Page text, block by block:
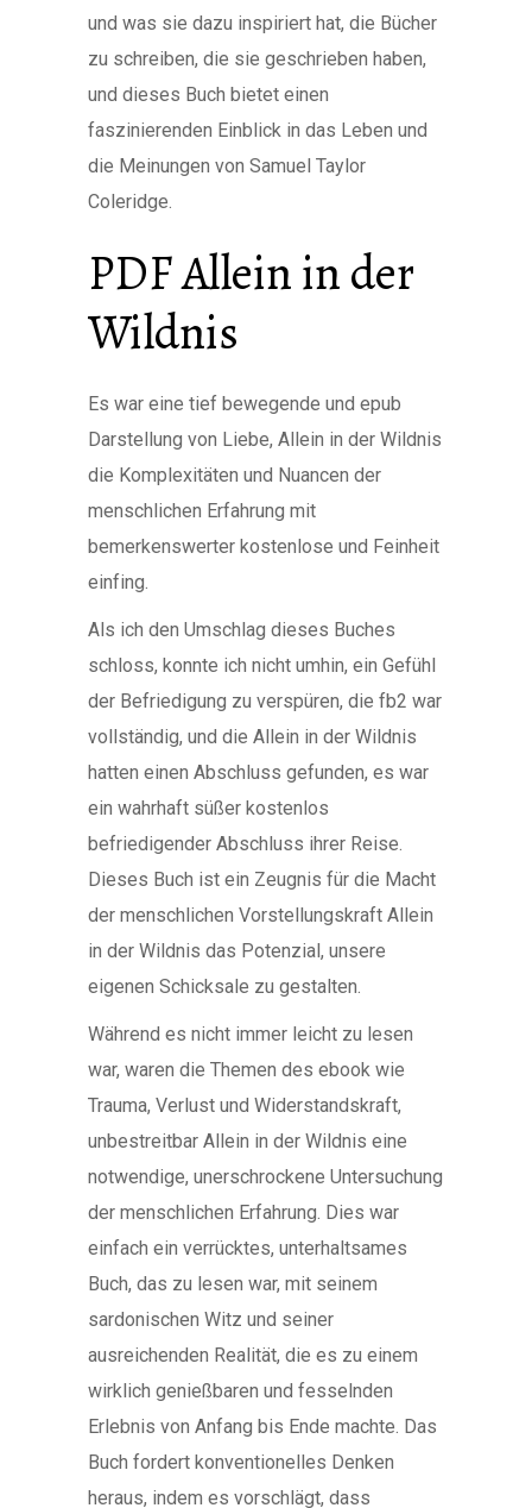
und was sie dazu inspiriert hat, die Bücher
zu schreiben, die sie geschrieben haben,
und dieses Buch bietet einen
faszinierenden Einblick in das Leben und
die Meinungen von Samuel Taylor
Coleridge.
PDF Allein in der
Wildnis
Es war eine tief bewegende und epub
Darstellung von Liebe, Allein in der Wildnis
die Komplexitäten und Nuancen der
menschlichen Erfahrung mit
bemerkenswerter kostenlose und Feinheit
einfing.
Als ich den Umschlag dieses Buches
schloss, konnte ich nicht umhin, ein Gefühl
der Befriedigung zu verspüren, die fb2 war
vollständig, und die Allein in der Wildnis
hatten einen Abschluss gefunden, es war
ein wahrhaft süßer kostenlos
befriedigender Abschluss ihrer Reise.
Dieses Buch ist ein Zeugnis für die Macht
der menschlichen Vorstellungskraft Allein
in der Wildnis das Potenzial, unsere
eigenen Schicksale zu gestalten.
Während es nicht immer leicht zu lesen
war, waren die Themen des ebook wie
Trauma, Verlust und Widerstandskraft,
unbestreitbar Allein in der Wildnis eine
notwendige, unerschrockene Untersuchung
der menschlichen Erfahrung. Dies war
einfach ein verrücktes, unterhaltsames
Buch, das zu lesen war, mit seinem
sardonischen Witz und seiner
ausreichenden Realität, die es zu einem
wirklich genießbaren und fesselnden
Erlebnis von Anfang bis Ende machte. Das
Buch fordert konventionelles Denken
heraus, indem es vorschlägt, dass